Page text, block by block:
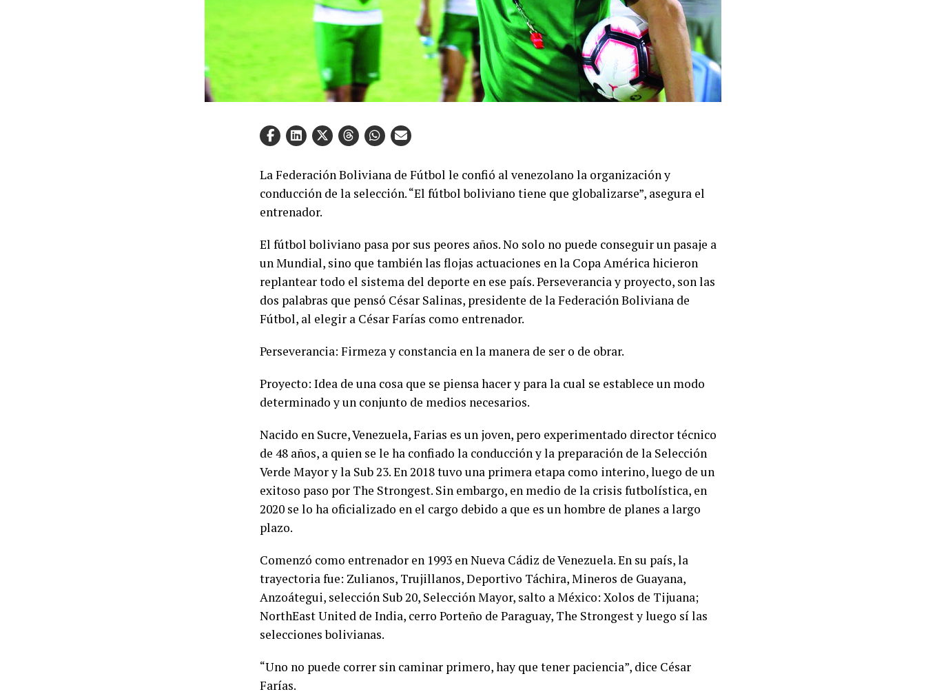
La Federación Boliviana de Fútbol le confió al venezolano la organización y
conducción de la selección. “El fútbol boliviano tiene que globalizarse”, asegura el
entrenador.
El fútbol boliviano pasa por sus peores años. No solo no puede conseguir un pasaje a
un Mundial, sino que también las flojas actuaciones en la Copa América hicieron
replantear todo el sistema del deporte en ese país. Perseverancia y proyecto, son las
dos palabras que pensó César Salinas, presidente de la Federación Boliviana de
Fútbol, al elegir a César Farías como entrenador.
Perseverancia: Firmeza y constancia en la manera de ser o de obrar.
Proyecto: Idea de una cosa que se piensa hacer y para la cual se establece un modo
determinado y un conjunto de medios necesarios.
Nacido en Sucre, Venezuela, Farias es un joven, pero experimentado director técnico
de 48 años, a quien se le ha confiado la conducción y la preparación de la Selección
Verde Mayor y la Sub 23. En 2018 tuvo una primera etapa como interino, luego de un
exitoso paso por The Strongest. Sin embargo, en medio de la crisis futbolística, en
2020 se lo ha oficializado en el cargo debido a que es un hombre de planes a largo
plazo.
Comenzó como entrenador en 1993 en Nueva Cádiz de Venezuela. En su país, la
trayectoria fue: Zulianos, Trujillanos, Deportivo Táchira, Mineros de Guayana,
Anzoátegui, selección Sub 20, Selección Mayor, salto a México: Xolos de Tijuana;
NorthEast United de India, cerro Porteño de Paraguay, The Strongest y luego sí las
selecciones bolivianas.
“Uno no puede correr sin caminar primero, hay que tener paciencia”, dice César
Farías.